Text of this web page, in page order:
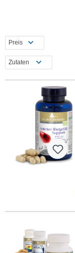
Preis
Zutaten